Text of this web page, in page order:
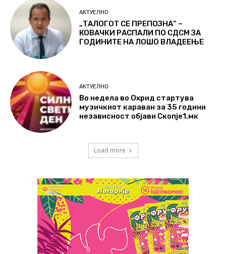
АКТУЕЛНО
„ТАЛОГОТ СЕ ПРЕПОЗНА“ –
КОВАЧКИ РАСПАЛИ ПО СДСМ ЗА
ГОДИНИТЕ НА ЛОШО ВЛАДЕЕЊЕ
АКТУЕЛНО
Во недела во Охрид стартува
музичкиот караван за 35 години
независност објави Скопје1.мк
Load more